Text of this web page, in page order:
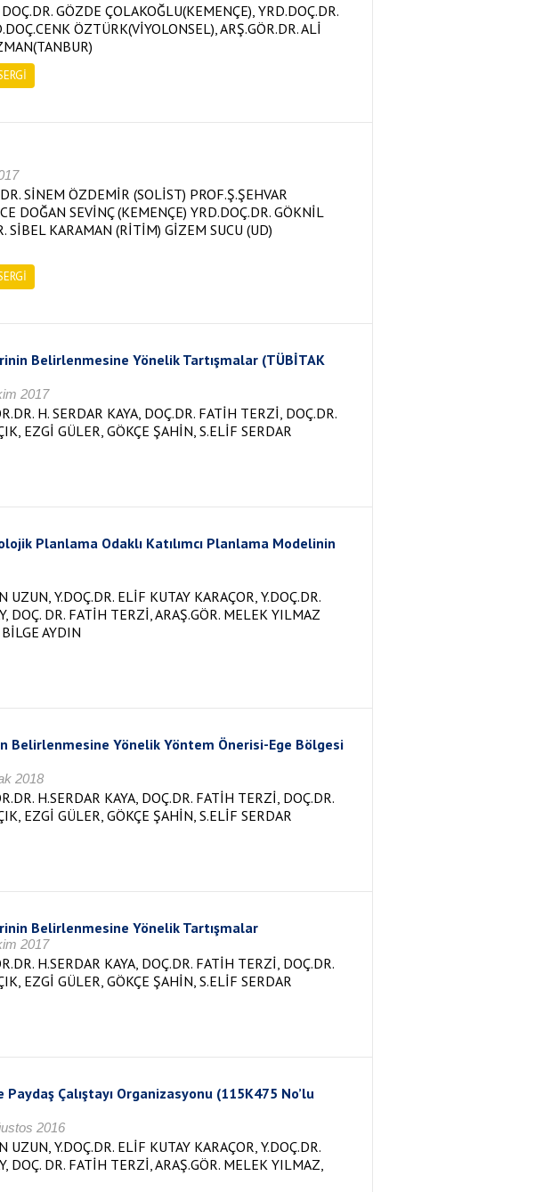
GÖZDE ÇOLAKOĞLU(KEMENÇE), YRD.DOÇ.DR.
ÖZTÜRK(VİYOLONSEL), ARŞ.GÖR.DR. ALİ
SİNEM ÖZDEMİR (SOLİST) PROF.Ş.ŞEHVAR
DOĞAN SEVİNÇ (KEMENÇE) YRD.DOÇ.DR. GÖKNİL
SİBEL KARAMAN (RİTİM) GİZEM SUCU (UD)
Belirlenmesine Yönelik Tartışmalar (TÜBİTAK
2017
H. SERDAR KAYA, DOÇ.DR. FATİH TERZİ, DOÇ.DR.
EZGİ GÜLER, GÖKÇE ŞAHİN, S.ELİF SERDAR
Planlama Odaklı Katılımcı Planlama Modelinin
Y.DOÇ.DR. ELİF KUTAY KARAÇOR, Y.DOÇ.DR.
DOÇ. DR. FATİH TERZİ, ARAŞ.GÖR. MELEK YILMAZ
AYDIN
Belirlenmesine Yönelik Yöntem Önerisi-Ege Bölgesi
2018
H.SERDAR KAYA, DOÇ.DR. FATİH TERZİ, DOÇ.DR.
EZGİ GÜLER, GÖKÇE ŞAHİN, S.ELİF SERDAR
Belirlenmesine Yönelik Tartışmalar
2017
H.SERDAR KAYA, DOÇ.DR. FATİH TERZİ, DOÇ.DR.
EZGİ GÜLER, GÖKÇE ŞAHİN, S.ELİF SERDAR
Çalıştayı Organizasyonu (115K475 No’lu
2016
Y.DOÇ.DR. ELİF KUTAY KARAÇOR, Y.DOÇ.DR.
DOÇ. DR. FATİH TERZİ, ARAŞ.GÖR. MELEK YILMAZ,